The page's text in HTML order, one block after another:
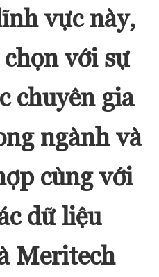
vực này,
với sự
chuyên gia
ngành và
cùng với
dữ liệu
Meritech